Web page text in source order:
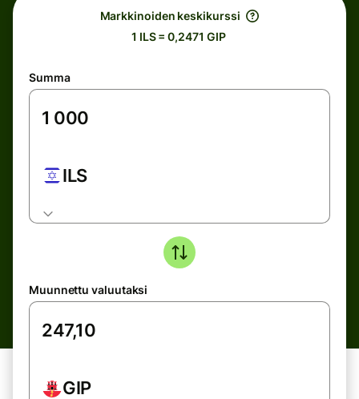
Markkinoiden keskikurssi
1 ILS = 0,2471 GIP
Summa
ILS
Muunnettu valuutaksi
GIP